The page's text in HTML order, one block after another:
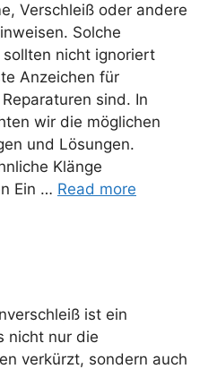
Verschleiß oder andere
Solche
nicht ignoriert
Anzeichen für
sind. In
wir die möglichen
und Lösungen.
Klänge
Ein … Read more
ist ein
nicht nur die
verkürzt, sondern auch